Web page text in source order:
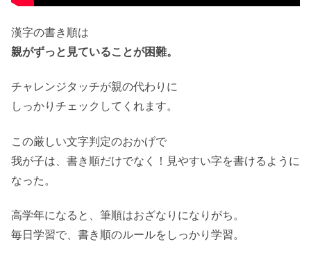
漢字の書き順は
親がずっと見ていることが困難。
チャレンジタッチが親の代わりに
しっかりチェックしてくれます。
この厳しい文字判定のおかげで
我が子は、書き順だけでなく！見やすい字を書けるように
なった。
高学年になると、筆順はおざなりになりがち。
毎日学習で、書き順のルールをしっかり学習。